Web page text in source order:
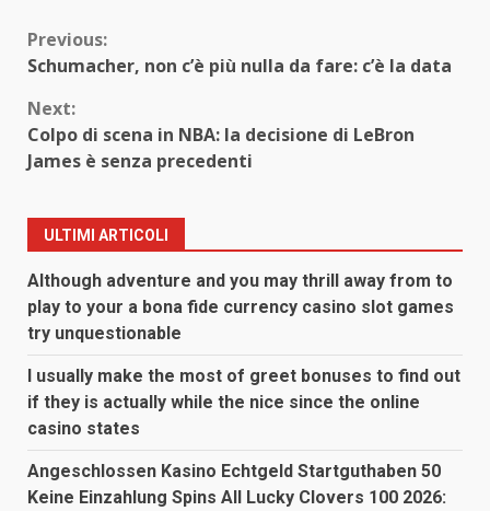
Continue
Previous:
Schumacher, non c’è più nulla da fare: c’è la data
Next:
Colpo di scena in NBA: la decisione di LeBron
James è senza precedenti
ULTIMI ARTICOLI
Although adventure and you may thrill away from to
play to your a bona fide currency casino slot games
try unquestionable
I usually make the most of greet bonuses to find out
if they is actually while the nice since the online
casino states
Angeschlossen Kasino Echtgeld Startguthaben 50
Keine Einzahlung Spins All Lucky Clovers 100 2026: